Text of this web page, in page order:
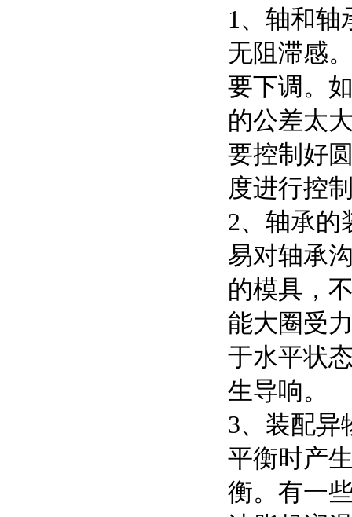
1、轴和轴
无阻滞感
要下调。
的公差太
要控制好
度进行控
2、轴承的
易对轴承
的模具，
能大圈受
于水平状
生导响。
3、装配异
平衡时产
衡。有一